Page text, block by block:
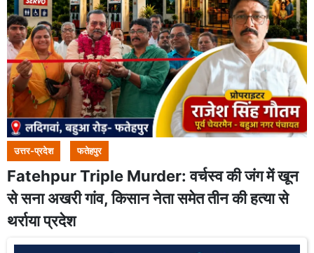
उत्तर-प्रदेश फतेहपुर
Fatehpur Triple Murder: वर्चस्व की जंग में खून
से सना अखरी गांव, किसान नेता समेत तीन की हत्या से
थर्राया प्रदेश